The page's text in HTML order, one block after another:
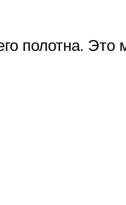
полотна. Это